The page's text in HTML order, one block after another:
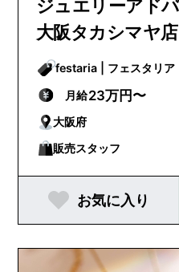
ジュエリーアド
大阪タカシマヤ店
festaria | フェスタリア
月給23万円〜
大阪府
販売スタッフ
お気に入り